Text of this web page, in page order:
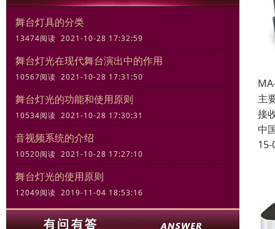
舞台灯具的分类
13474阅读 2021-10-28 17:32:59
舞台灯光在现代舞台演出中的作用
10567阅读 2021-10-28 17:31:50
舞台灯光的功能和使用原则
10534阅读 2021-10-28 17:30:31
音视频系统的介绍
10520阅读 2021-10-28 17:27:10
舞台灯光的使用原则
12049阅读 2019-11-04 18:53:16
主
接
中
15-